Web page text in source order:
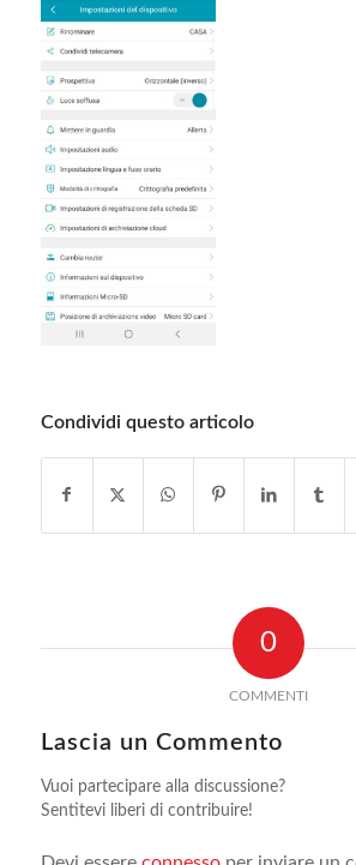
Condividi questo articolo
0
COMMENTI
Lascia un Commento
Vuoi partecipare alla discussione?
Sentitevi liberi di contribuire!